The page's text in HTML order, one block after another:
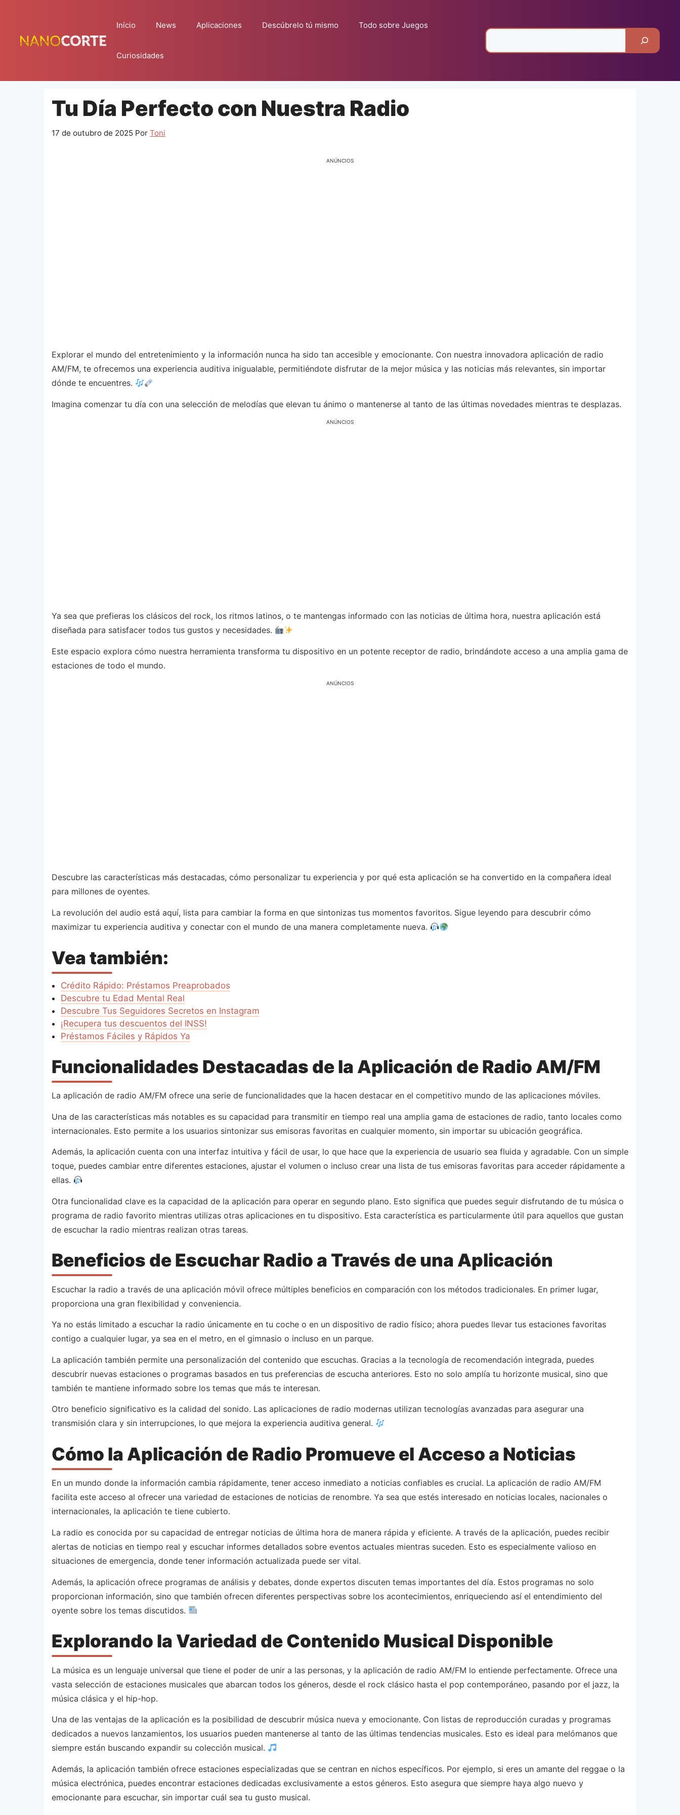
conteúdo
Início News Aplicaciones Descúbrelo tú mismo Todo sobre Juegos
Curiosidades
Tu Día Perfecto con Nuestra Radio
17 de outubro de 2025 Por Toni
ANÚNCIOS
Explorar el mundo del entretenimiento y la información nunca ha sido tan accesible y emocionante. Con nuestra innovadora aplicación de radio
AM/FM, te ofrecemos una experiencia auditiva inigualable, permitiéndote disfrutar de la mejor música y las noticias más relevantes, sin importar
dónde te encuentres.
Imagina comenzar tu día con una selección de melodías que elevan tu ánimo o mantenerse al tanto de las últimas novedades mientras te desplazas.
ANÚNCIOS
Ya sea que prefieras los clásicos del rock, los ritmos latinos, o te mantengas informado con las noticias de última hora, nuestra aplicación está
diseñada para satisfacer todos tus gustos y necesidades.
Este espacio explora cómo nuestra herramienta transforma tu dispositivo en un potente receptor de radio, brindándote acceso a una amplia gama de
estaciones de todo el mundo.
ANÚNCIOS
Descubre las características más destacadas, cómo personalizar tu experiencia y por qué esta aplicación se ha convertido en la compañera ideal
para millones de oyentes.
La revolución del audio está aquí, lista para cambiar la forma en que sintonizas tus momentos favoritos. Sigue leyendo para descubrir cómo
maximizar tu experiencia auditiva y conectar con el mundo de una manera completamente nueva.
Vea también:
Crédito Rápido: Préstamos Preaprobados
Descubre tu Edad Mental Real
Descubre Tus Seguidores Secretos en Instagram
¡Recupera tus descuentos del INSS!
Préstamos Fáciles y Rápidos Ya
Funcionalidades Destacadas de la Aplicación de Radio AM/FM
La aplicación de radio AM/FM ofrece una serie de funcionalidades que la hacen destacar en el competitivo mundo de las aplicaciones móviles.
Una de las características más notables es su capacidad para transmitir en tiempo real una amplia gama de estaciones de radio, tanto locales como
internacionales. Esto permite a los usuarios sintonizar sus emisoras favoritas en cualquier momento, sin importar su ubicación geográfica.
Además, la aplicación cuenta con una interfaz intuitiva y fácil de usar, lo que hace que la experiencia de usuario sea fluida y agradable. Con un simple
toque, puedes cambiar entre diferentes estaciones, ajustar el volumen o incluso crear una lista de tus emisoras favoritas para acceder rápidamente a
ellas.
Otra funcionalidad clave es la capacidad de la aplicación para operar en segundo plano. Esto significa que puedes seguir disfrutando de tu música o
programa de radio favorito mientras utilizas otras aplicaciones en tu dispositivo. Esta característica es particularmente útil para aquellos que gustan
de escuchar la radio mientras realizan otras tareas.
Beneficios de Escuchar Radio a Través de una Aplicación
Escuchar la radio a través de una aplicación móvil ofrece múltiples beneficios en comparación con los métodos tradicionales. En primer lugar,
proporciona una gran flexibilidad y conveniencia.
Ya no estás limitado a escuchar la radio únicamente en tu coche o en un dispositivo de radio físico; ahora puedes llevar tus estaciones favoritas
contigo a cualquier lugar, ya sea en el metro, en el gimnasio o incluso en un parque.
La aplicación también permite una personalización del contenido que escuchas. Gracias a la tecnología de recomendación integrada, puedes
descubrir nuevas estaciones o programas basados en tus preferencias de escucha anteriores. Esto no solo amplía tu horizonte musical, sino que
también te mantiene informado sobre los temas que más te interesan.
Otro beneficio significativo es la calidad del sonido. Las aplicaciones de radio modernas utilizan tecnologías avanzadas para asegurar una
transmisión clara y sin interrupciones, lo que mejora la experiencia auditiva general.
Cómo la Aplicación de Radio Promueve el Acceso a Noticias
En un mundo donde la información cambia rápidamente, tener acceso inmediato a noticias confiables es crucial. La aplicación de radio AM/FM
facilita este acceso al ofrecer una variedad de estaciones de noticias de renombre. Ya sea que estés interesado en noticias locales, nacionales o
internacionales, la aplicación te tiene cubierto.
La radio es conocida por su capacidad de entregar noticias de última hora de manera rápida y eficiente. A través de la aplicación, puedes recibir
alertas de noticias en tiempo real y escuchar informes detallados sobre eventos actuales mientras suceden. Esto es especialmente valioso en
situaciones de emergencia, donde tener información actualizada puede ser vital.
Además, la aplicación ofrece programas de análisis y debates, donde expertos discuten temas importantes del día. Estos programas no solo
proporcionan información, sino que también ofrecen diferentes perspectivas sobre los acontecimientos, enriqueciendo así el entendimiento del
oyente sobre los temas discutidos.
Explorando la Variedad de Contenido Musical Disponible
La música es un lenguaje universal que tiene el poder de unir a las personas, y la aplicación de radio AM/FM lo entiende perfectamente. Ofrece una
vasta selección de estaciones musicales que abarcan todos los géneros, desde el rock clásico hasta el pop contemporáneo, pasando por el jazz, la
música clásica y el hip-hop.
Una de las ventajas de la aplicación es la posibilidad de descubrir música nueva y emocionante. Con listas de reproducción curadas y programas
dedicados a nuevos lanzamientos, los usuarios pueden mantenerse al tanto de las últimas tendencias musicales. Esto es ideal para melómanos que
siempre están buscando expandir su colección musical.
Además, la aplicación también ofrece estaciones especializadas que se centran en nichos específicos. Por ejemplo, si eres un amante del reggae o la
música electrónica, puedes encontrar estaciones dedicadas exclusivamente a estos géneros. Esto asegura que siempre haya algo nuevo y
emocionante para escuchar, sin importar cuál sea tu gusto musical.